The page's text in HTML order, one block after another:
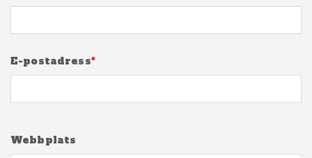
E-postadress*
Webbplats